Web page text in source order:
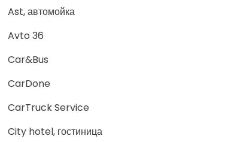
Ast, автомойка
Avto 36
Car&Bus
CarDone
CarTruck Service
City hotel, гостиница